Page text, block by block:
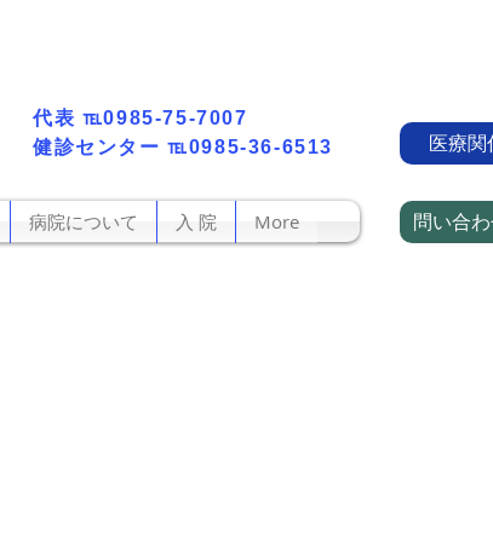
​健診センター℡0985-36-6513
代表​ ℡0985-75-7007
医療関
病院について 入 院 More 問い合